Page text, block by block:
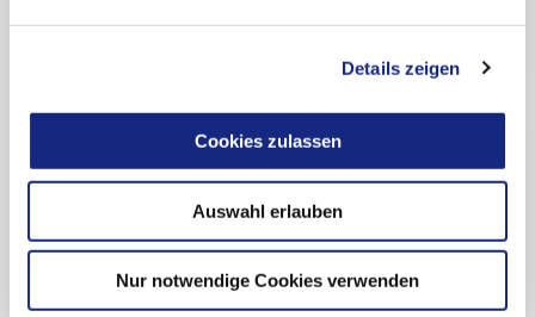
Details zeigen
Cookies zulassen
Auswahl erlauben
Nur notwendige Cookies verwenden
Verwandte Dokumente zu
diesem Thema:
Newsletter-Anmeldung
Kostenfreie Registrierung für die AkdÄ-